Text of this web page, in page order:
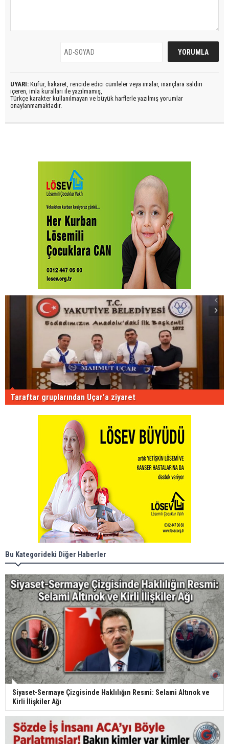
UYARI: Küfür, hakaret, rencide edici cümleler veya imalar, inançlara saldırı
içeren, imla kuralları ile yazılmamış,
Türkçe karakter kullanılmayan ve büyük harflerle yazılmış yorumlar
onaylanmamaktadır.
Taraftar gruplarından Uçar'a ziyaret
Bu Kategorideki Diğer Haberler
Siyaset-Sermaye Çizgisinde Haklılığın Resmi: Selami Altınok ve
Kirli İlişkiler Ağı